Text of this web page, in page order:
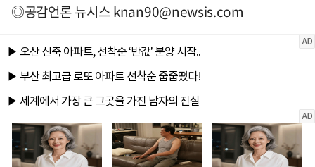
◎공감언론 뉴시스knan90@newsis.com